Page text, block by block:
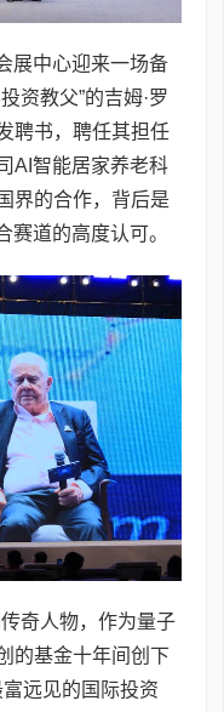
展中心迎来一场备
资教父”的吉姆·罗
聘书，聘任其担任
AI智能居家养老科
界的合作，背后是
道的高度认可。
奇人物，作为量子
的基金十年间创下
远见的国际投资